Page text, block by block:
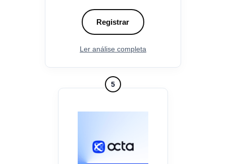
Registrar
Ler análise completa
5